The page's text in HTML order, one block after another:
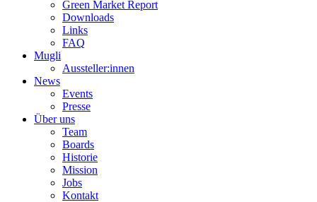
Green Market Report
Downloads
Links
FAQ
Mugli
Aussteller:innen
News
Events
Presse
Über uns
Team
Boards
Historie
Mission
Jobs
Kontakt